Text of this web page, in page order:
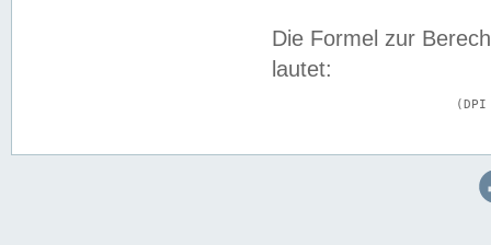
Die Formel zur
lautet: